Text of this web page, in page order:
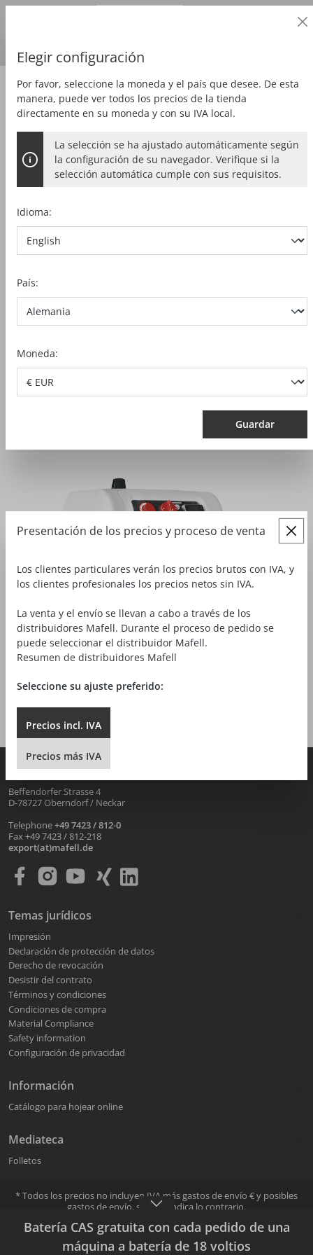
Batería CAS gratuita con cada pedido de una
máquina a batería de 18 voltios
Aspirar
Aspirador M
Beffendorfer Strasse 4
D-78727 Oberndorf / Neckar
Telephone+49 7423 / 812-0
Fax +49 7423 / 812-218
export(at)mafell.de
Temas jurídicos
Impresión
Declaración de protección de datos
Derecho de revocación
Desistir del contrato
Términos y condiciones
Condiciones de compra
Material Compliance
Safety information
Configuración de privacidad
Información
Catálogo para hojear online
Mediateca
Folletos
* Todos los precios no incluyen IVA másgastos de envío € y posibles
gastos de envío, si no se indica lo contrario.
Mafell. Durante el proceso de pedido se puede seleccionar el
distribuidor Mafell.
Presentación de los precios y proceso de venta
Los clientes particulares verán los precios brutos con IVA, y
los clientes profesionales los precios netos sin IVA.
La venta y el envío se llevan a cabo a través de los
distribuidores Mafell. Durante el proceso de pedido se
puede seleccionar el distribuidor Mafell.
Resumen de distribuidores Mafell
Seleccione su ajuste preferido:
Precios incl. IVA
Precios más IVA
Elegir configuración
Por favor, seleccione la moneda y el país que desee. De esta
manera, puede ver todos los precios de la tienda
directamente en su moneda y con su IVA local.
La selección se ha ajustado automáticamente según
la configuración de su navegador. Verifique si la
selección automática cumple con sus requisitos.
Idioma:
País:
Moneda:
Guardar